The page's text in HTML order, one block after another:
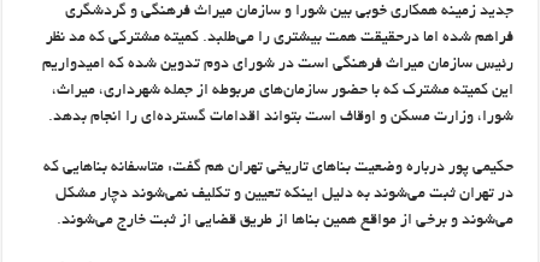
جدید زمینه همکاری خوبی بین شورا و سازمان میراث فرهنگی و گردشگری
فراهم شده اما درحقیقت همت بیشتری را می‌طلبد. کمیته مشترکی که مد نظر
رئیس سازمان میراث فرهنگی است در شورای دوم تدوین شده که امیدواریم
این کمیته مشترک که با حضور سازمان‌های مربوطه از جمله شهرداری‌، میراث،
شورا، وزارت مسکن و اوقاف است بتواند اقدامات گسترده‌ای را انجام بدهد.
حکیمی پور درباره وضعیت بناهای تاریخی تهران هم گفت: متاسفانه بناهایی که
در تهران ثبت می‌شوند به دلیل اینکه تعیین و تکلیف نمی‌شوند دچار مشکل
می‌شوند و برخی از مواقع همین بناها از طریق قضایی از ثبت خارج می‌شوند.